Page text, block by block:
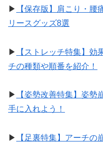
▶︎
【保存版】肩こり・腰
リースグッズ8選
▶︎
【ストレッチ特集】効
チの種類や順番を紹介！
▶︎
【姿勢改善特集】姿
手に入れよう！
▶︎
【足裏特集】アーチ